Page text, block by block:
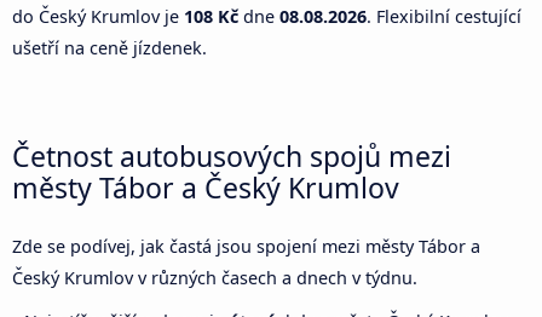
do Český Krumlov je 108 Kč dne 08.08.2026. Flexibilní cestující
ušetří na ceně jízdenek.
Četnost autobusových spojů mezi
městy Tábor a Český Krumlov
Zde se podívej, jak častá jsou spojení mezi městy Tábor a
Český Krumlov v různých časech a dnech v týdnu.